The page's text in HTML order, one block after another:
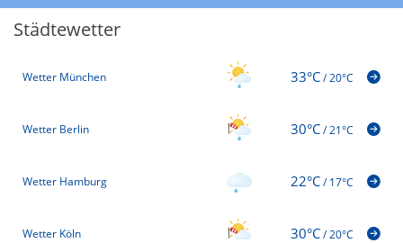
Städtewetter
Wetter München 33°C/20°C
Wetter Berlin 30°C/21°C
Wetter Hamburg 22°C/17°C
Wetter Köln 30°C/20°C